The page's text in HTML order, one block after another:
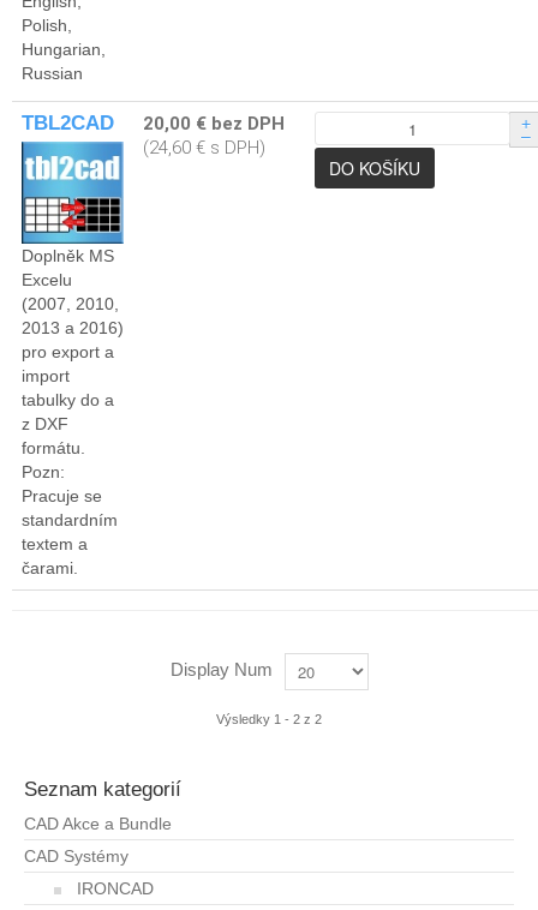
Polish,
Hungarian,
Russian
TBL2CAD
Doplněk MS
Excelu
(2007, 2010,
2013 a 2016)
pro export a
import
tabulky do a
z DXF
formátu.
Pozn:
Pracuje se
standardním
textem a
čarami.
20,00 € bez DPH
(24,60 € s DPH)
+
–
Display Num
Výsledky 1 - 2 z 2
Seznam kategorií
CAD Akce a Bundle
CAD Systémy
IRONCAD